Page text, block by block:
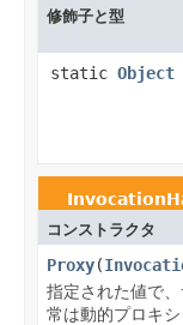
修飾子と型
static Object
コンストラクタ
Proxy(
指定された値で
常は動的プロキ